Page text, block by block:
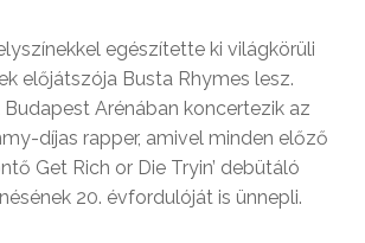
egészítette ki világkörüli
előjátszója Busta Rhymes lesz.
Arénában koncertezik az
díjas rapper, amivel minden előző
Get Rich or Die Tryin’ debütáló
20. évfordulóját is ünnepli.